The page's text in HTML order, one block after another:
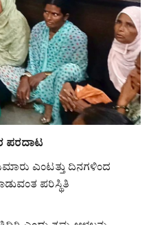
ಪರದಾಟ
ಎಂಟತ್ತು ದಿನಗಳಿಂದ
ಪರಿಸ್ಥಿತಿ